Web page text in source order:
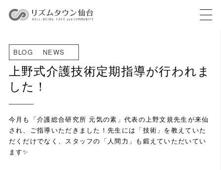
BLOG NEWS
上野式介護技術定期指導が行われま
した！
今月も「介護総合研究所 元気の素」代表の上野文規先生が来仙
され、ご指導いただきました！先生には「技術」を教えていた
だくだけでなく、スタッフの「人間力」も鍛えていただいてい
ます✨